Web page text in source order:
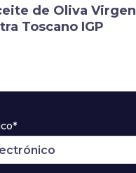
de Oliva Virgen
Toscano IGP